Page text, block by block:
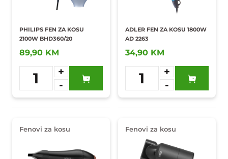
PHILIPS FEN ZA KOSU
2100W BHD360/20
89,90 KM
1
+
-
Dodaj u
omiljene
ADLER FEN ZA KOSU 1800W
AD 2263
34,90 KM
1
+
-
Dodaj u
omiljene
Fenovi za kosu Fenovi za kosu